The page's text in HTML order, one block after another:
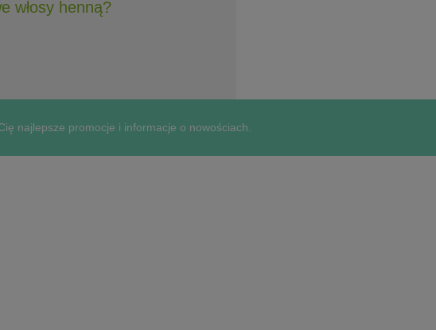
włosy henną?
najlepsze promocje i informacje o nowościach.